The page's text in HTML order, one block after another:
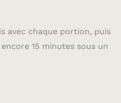
avec chaque portion, puis
15 minutes sous un